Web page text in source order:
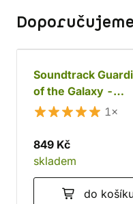
Doporučujeme
Soundtrack
of the Galaxy -
Awesome Mix Vol.
1×
849 Kč
skladem
do